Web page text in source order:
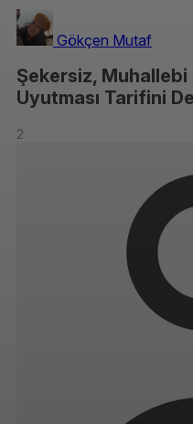
Gökçen Mutaf
Şekersiz, Muhallebi
Uyutması Tarifini
2